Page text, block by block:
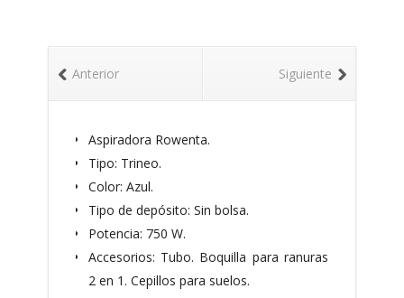
Siguiente
Anterior
Aspiradora Rowenta.
Tipo: Trineo.
Color: Azul.
Tipo de depósito: Sin bolsa.
Potencia: 750 W.
Accesorios: Tubo. Boquilla para ranuras
2 en 1. Cepillos para suelos.